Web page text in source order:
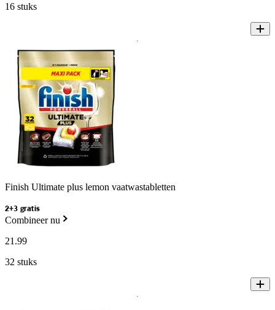
16 stuks
Finish Ultimate plus lemon vaatwastabletten
2+3 gratis
Combineer nu
21.99
32 stuks